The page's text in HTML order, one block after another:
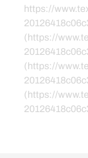
https://
(https://
(https://
(https://